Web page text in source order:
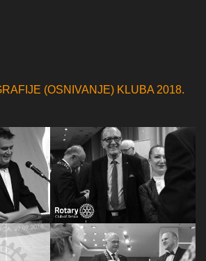
(OSNIVANJE) KLUBA 2018.